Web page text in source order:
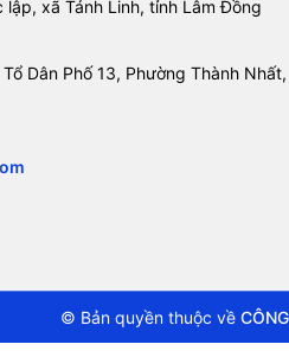
xã Tánh Linh, tỉnh Lâm Đồng
Dân Phố 13, Phường Thành Nhất,
© Bản quyền thuộc về